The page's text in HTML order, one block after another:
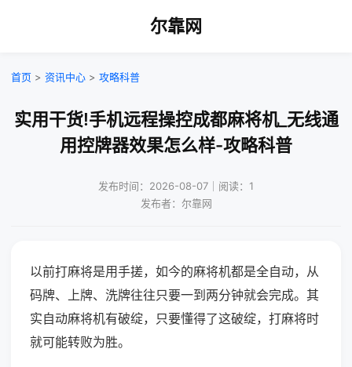
尔靠网
首页 > 资讯中心 > 攻略科普
实用干货!手机远程操控成都麻将机_无线通
用控牌器效果怎么样-攻略科普
发布时间：2026-08-07｜阅读：1
发布者：尔靠网
以前打麻将是用手搓，如今的麻将机都是全自动，从
码牌、上牌、洗牌往往只要一到两分钟就会完成。其
实自动麻将机有破绽，只要懂得了这破绽，打麻将时
就可能转败为胜。